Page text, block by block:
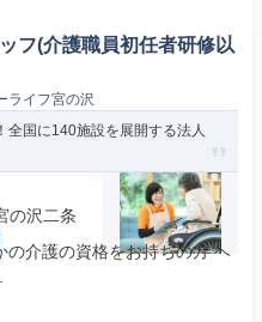
フ(介護職員初任者研修以
ライフ宮の沢
全国に140施設を展開する法人
の沢二条
介護の資格をお持ちの方 ヘ